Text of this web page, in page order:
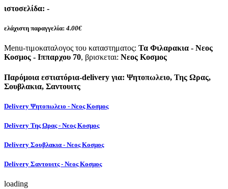
ιστοσελίδα: -
ελάχιστη παραγγελία: 4.00€
Menu-τιμοκαταλογος του καταστηματος: Τα Φιλαρακια - Νεος
Κοσμος - Ιππαρχου 70, βρισκεται: Νεος Κοσμος
Παρόμοια εστιατόρια-delivery για: Ψητοπωλειο, Της Ωρας,
Σουβλακια, Σαντουιτς
Delivery Ψητοπωλειο - Νεος Κοσμος
Delivery Της Ωρας - Νεος Κοσμος
Delivery Σουβλακια - Νεος Κοσμος
Delivery Σαντουιτς - Νεος Κοσμος
loading